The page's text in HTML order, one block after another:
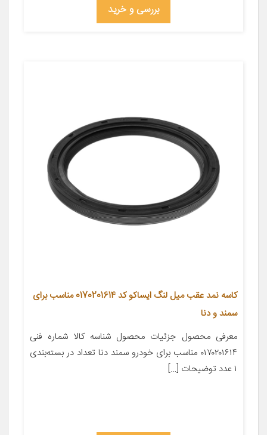
بررسی و خرید
کاسه نمد عقب میل لنگ ایساکو کد 0170201614 مناسب برای
سمند و دنا
معرفی محصول جزئیات محصول شناسه کالا شماره فنی
۰۱۷۰۲۰۱۶۱۴ مناسب برای خودرو سمند دنا تعداد در بسته‌بندی
۱ عدد توضیحات […]